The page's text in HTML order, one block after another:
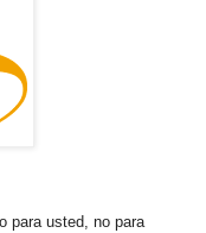
para usted, no para